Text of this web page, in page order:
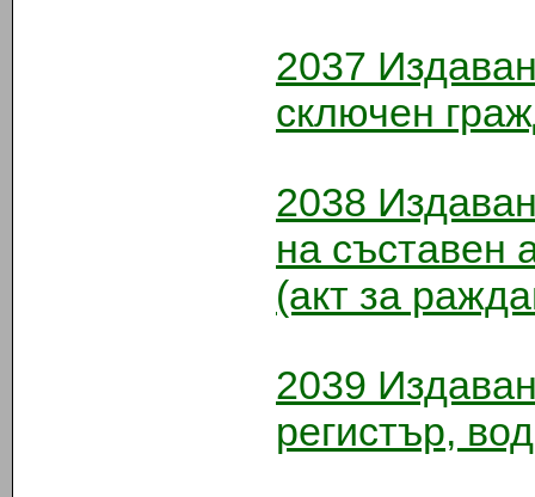
2037
сключен
2038
на съставен
(акт за
2039
регистър,